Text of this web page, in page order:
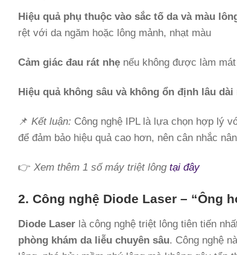
Hiệu quả phụ thuộc vào sắc tố da và màu
rệt với da ngăm hoặc lông mảnh, nhạt màu
Cảm giác đau rát nhẹ nếu không được làm
Hiệu quả không sâu và không ổn định lâu dài
📌 Kết luận: Công nghệ IPL là lựa chọn hợp lý
để đảm bảo hiệu quả cao hơn, nên cân nhắc
👉 Xem thêm 1 số máy triệt lông tại đây
2. Công nghệ Diode Laser – “Ông
Diode Laser là công nghệ triệt lông tiên tiến
phòng khám da liễu chuyên sâu. Công nghệ